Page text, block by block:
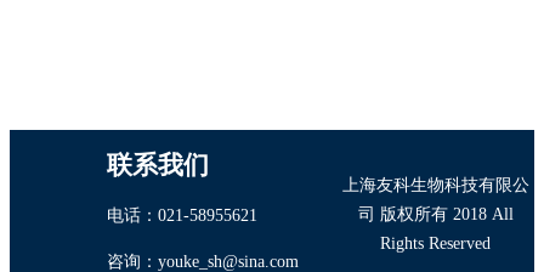
联系我们
电话：021-58955621
咨询：youke_sh@sina.com
上海友科生物科技有限公
司 版权所有 2018 All
Rights Reserved